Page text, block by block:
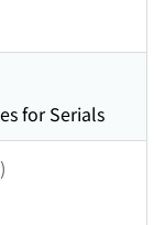
for Serials